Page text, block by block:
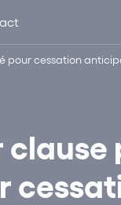
pour cessation
clause